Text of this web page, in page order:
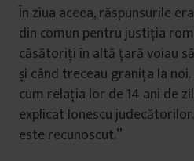
În ziua aceea, răspunsurile
din comun pentru justiția
căsătoriți în altă țară voiau
și când treceau granița la noi.
cum relația lor de 14 ani de
explicat Ionescu
este recunoscut.”